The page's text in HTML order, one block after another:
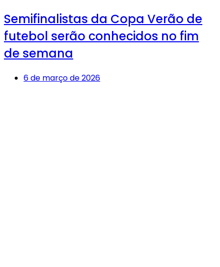
Semifinalistas da Copa Verão de
futebol serão conhecidos no fim
de semana
6 de março de 2026